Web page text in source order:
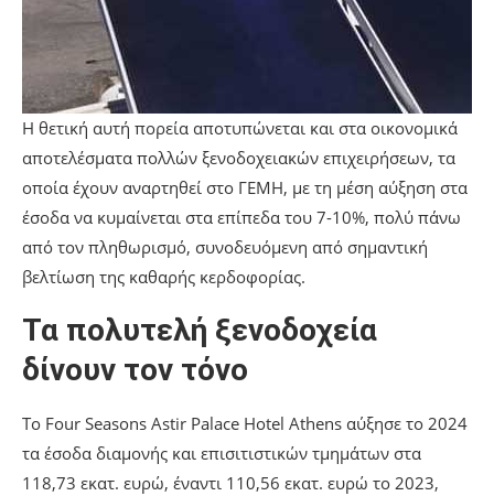
Η θετική αυτή πορεία αποτυπώνεται και στα οικονομικά
αποτελέσματα πολλών ξενοδοχειακών επιχειρήσεων, τα
οποία έχουν αναρτηθεί στο ΓΕΜΗ, με τη μέση αύξηση στα
έσοδα να κυμαίνεται στα επίπεδα του 7-10%, πολύ πάνω
από τον πληθωρισμό, συνοδευόμενη από σημαντική
βελτίωση της καθαρής κερδοφορίας.
Τα πολυτελή ξενοδοχεία
δίνουν τον τόνο
Το Four Seasons Astir Palace Hotel Athens αύξησε το 2024
τα έσοδα διαμονής και επισιτιστικών τμημάτων στα
118,73 εκατ. ευρώ, έναντι 110,56 εκατ. ευρώ το 2023,